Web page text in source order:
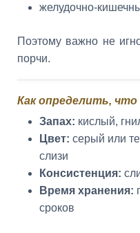
желудочно-
Поэтому важно не
порчи.
Как определить,
Запах: кислый,
Цвет: серый или
слизи
Консистенция:
Время хранения:
сроков